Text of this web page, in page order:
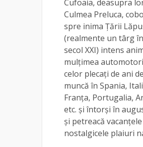
Cufoaia, deasupra
Culmea Preluca,
spre inima Țării
(realmente un târg
secol XXI) intens
mulțimea
celor plecați de ani
muncă în Spania,
Franța, Portugalia,
etc. și întorși în
și petreacă
nostalgicele plaiuri